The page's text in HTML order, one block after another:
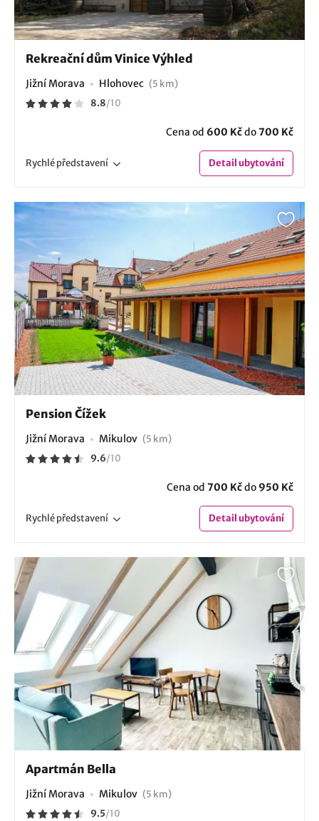
Rekreační dům Vinice Výhled
Jižní Morava Hlohovec (5 km)
8.8/10
Cena od 600 Kčdo700 Kč
Rychlépředstavení Detailubytování
Pension Čížek
Jižní Morava Mikulov (5 km)
9.6/10
Cena od 700 Kčdo 950 Kč
Rychlépředstavení Detailubytování
Apartmán Bella
Jižní Morava Mikulov (5 km)
9.5/10